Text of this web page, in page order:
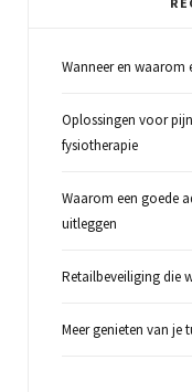
Wanneer en waarom
Oplossingen voor
fysiotherapie
Waarom een goede
uitleggen
Retailbeveiliging die
Meer genieten van je